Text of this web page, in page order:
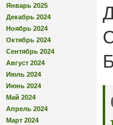
Январь 2025
Декабрь 2024
Ноябрь 2024
Октябрь 2024
Сентябрь 2024
Август 2024
Июль 2024
Июнь 2024
Май 2024
Апрель 2024
Март 2024